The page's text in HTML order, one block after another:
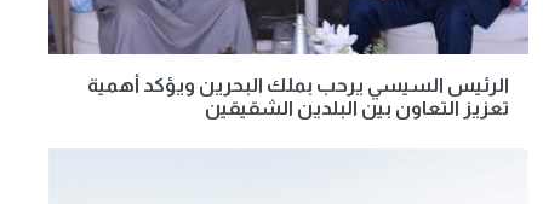
الرئيس السيسي يرحب بملك البحرين ويؤكد أهمية
تعزيز التعاون بين البلدين الشقيقين